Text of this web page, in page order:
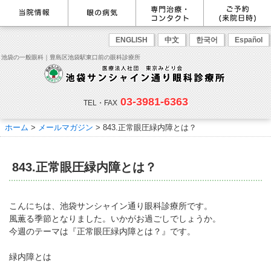
ENGLISH 中文 한국어 Español
池袋の一般眼科｜豊島区池袋駅東口前の眼科診療所
TEL・FAX 03-3981-6363
最新情報
感染症予防のための衛生環境整
備の取り組み
医師のご紹介
当院勤務医師のご紹介 ごあいさつ
院内の様子・設備
院内の様子 検査･治療･手術機器
診療のご案内・アクセス
アクセス
当院へお越しになる方へのお願
い
リンク
よくある質問
診療報酬に関する院内掲示
メールマガジン
眼の病気を調べる
病名から探す
症状から探す
目の構造から探す
主な眼科疾患
緑内障 網膜疾患
眼精疲労
ドライアイ
ものもらい
花粉症
白内障
アレルギー性結膜炎
コンタクトレンズ診
学校近視について
眼科専門治療・特設ページ
緑内障専門治療ページ
角膜疾患専門治療ページ
ドライアイ専門治療ページ
網膜・硝子体専門治療ページ
黄斑疾患専門治療ページ
ぶどう膜炎専門治療ページ
白内障専門治療ページ
花粉症専門ページ
眼形成診療ページ
コンタクトレンズ診療
抗VEGF抗体療法
ボツリヌス療法
東口眼科医院)
コンタクトレンズの種類と特徴
しばらく眼科受診していない方
へ
初めてコンタクトレンズを使う
コンタクトレンズトラブル
WEB予約(来院日時の設定)
一般眼科診療を予約
コンタクトレンズ診療を予約
緑内障専門治療を予約
角膜専門治療を予約
ドライアイ専門治療を予約
網膜・硝子体専門治療を予約
白内障専門治療を予約
白内障手術公開講座を予約
黄斑専門治療を予約
予約をキャンセルする
ご予約
ホーム > メールマガジン > 843.正常眼圧緑内障とは？
843.正常眼圧緑内障とは？
こんにちは、池袋サンシャイン通り眼科診療所です。
風薫る季節となりました。いかがお過ごしでしょうか。
今週のテーマは『正常眼圧緑内障とは？』です。
緑内障とは